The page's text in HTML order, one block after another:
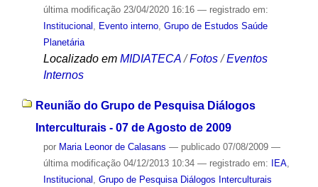
última modificação23/04/2020 16:16 — registrado em:
Institucional , Evento interno, Grupo de Estudos Saúde
Planetária
Localizado em MIDIATECA /Fotos /Eventos
Internos
Reunião do Grupo de Pesquisa Diálogos
Interculturais - 07 de Agosto de 2009
por Maria Leonor de Calasans — publicado07/08/2009 —
última modificação04/12/2013 10:34 — registrado em: IEA,
Institucional Grupo de Pesquisa Diálogos Interculturais